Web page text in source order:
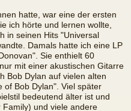
hatte, war eine der ersten
ich hörte und lernen wollte,
in seinen Hits "Universal
Damals hatte ich eine LP
Sie enthielt 60
mit einer akustischen Gitarre
Bob Dylan auf vielen alten
of Bob Dylan". Viel später
bedeutend älter ist und
und viele andere